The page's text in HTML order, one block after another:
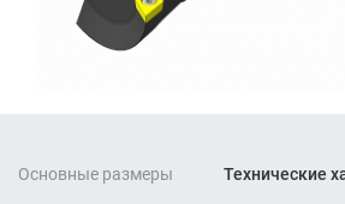
Основные размеры Технические